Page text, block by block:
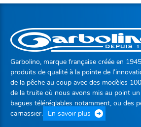
Garbolino, marque française créée en
produits de qualité à la pointe de
de la pêche au coup avec des modèles
de la truite où nous avons mis au point
bagues téléréglables notamment, ou des
carnassier. En savoir plus